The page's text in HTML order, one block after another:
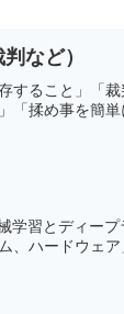
など）
すること」「
揉め事を簡単
習とディープ
、ハードウェア